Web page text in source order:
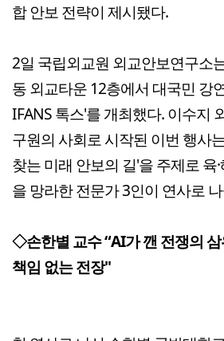
합 안보 전략이 제시됐다.
2일 국립외교원 외교안보연구소
동 외교타운 12층에서 대국민 강
IFANS 톡스'를 개최했다. 이수지
구원의 사회로 시작된 이번 행사
찾는 미래 안보의 길'을 주제로 육
을 망라한 전문가 3인이 연사로
◇손한별 교수 “AI가 깬 전쟁의 삼
책임 없는 전장"